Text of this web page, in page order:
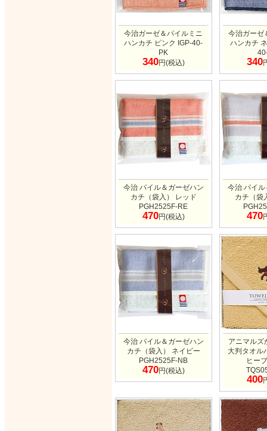
今治ガーゼ＆パイルミニ
ハンカチ ピンク IGP-40-
PK
340円(税込)
今治ガーゼ
ハンカチ
340
今治 パイル＆ガーゼハン
カチ（袋入） レッド
PGH2525F-RE
470円(税込)
今治 パイ
カチ（袋
470
今治 パイル＆ガーゼハン
カチ（袋入） ネイビー
PGH2525F-NB
470円(税込)
アニマルズ
大判タオル
ヒー
400